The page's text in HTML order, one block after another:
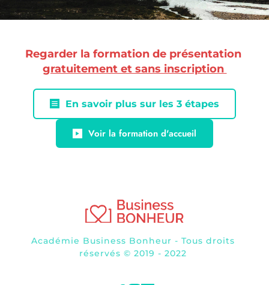
Regarder la formation de présentation
gratuitement et sans inscription
En savoir plus sur les 3 étapes
Voir la formation d'accueil
Académie Business Bonheur - Tous droits
réservés © 2019 - 2022